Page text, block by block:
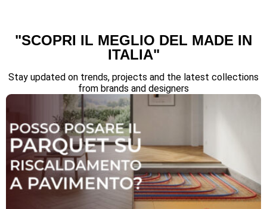
"SCOPRI IL MEGLIO DEL MADE IN
ITALIA"
Stay updated on trends, projects and the latest collections
from brands and designers